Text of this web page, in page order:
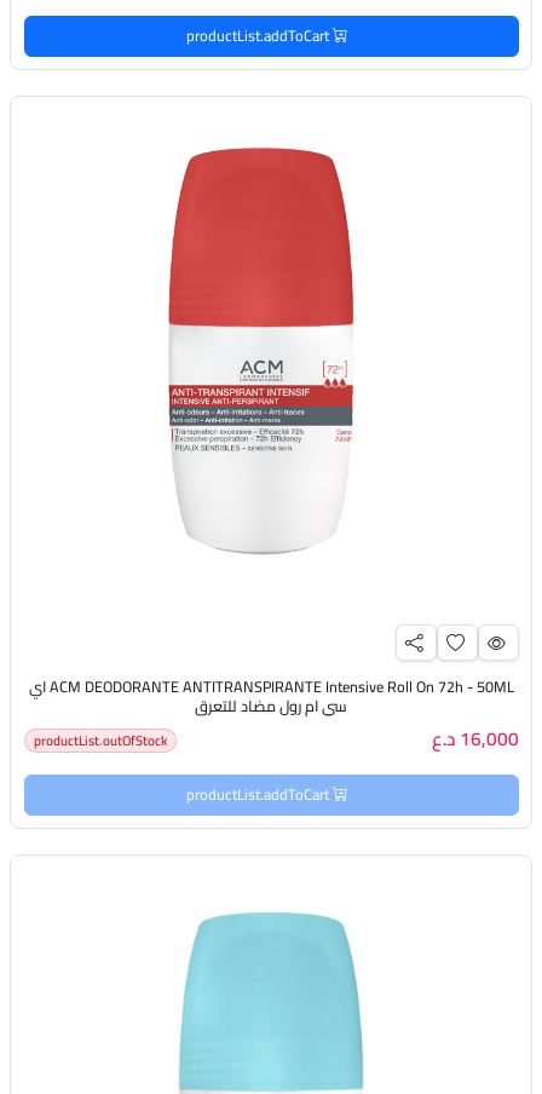
productList.addToCart
ACM DEODORANTE ANTITRANSPIRANTE Intensive Roll On 72h - 50ML اي
سي ام رول مضاد للتعرق
16,000 د.ع productList.outOfStock
productList.addToCart